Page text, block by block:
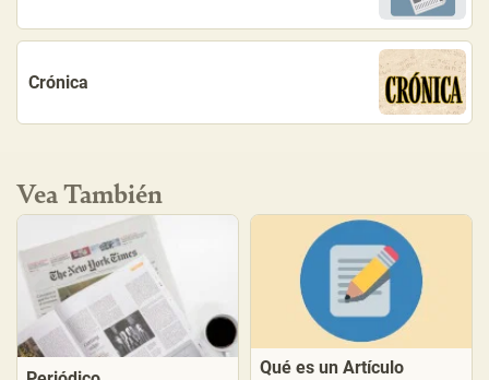
Crónica
Vea También
Qué es un Artículo